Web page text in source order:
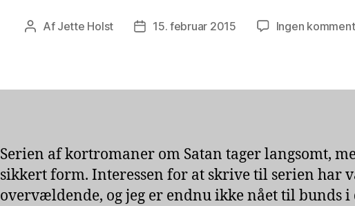
Indlægsforfatter
Af Jette Holst Indlægsdato
15. februar 2015 Ingen
Serien af kortromaner om Satan tager langsomt,
sikkert form. Interessen for at skrive til serien har
overvældende, og jeg er endnu ikke nået til bunds i